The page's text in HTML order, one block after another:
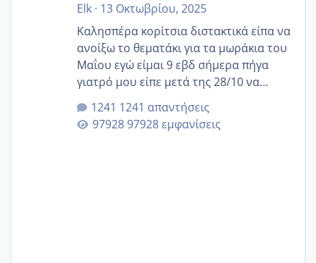
Elk· 13 Οκτωβρίου, 2025
Καλησπέρα κορίτσια διστακτικά είπα να
ανοίξω το θεματάκι για τα μωράκια του
Μαΐου εγώ είμαι 9 εβδ σήμερα πήγα
γιατρό μου είπε μετά της 28/10 να
κλείσω ραντεβού για την αυχενική είναι
καμιά άλλη κοπέλα να γεννάει Μάιο ;;
1241 απαντήσεις
97928 εμφανίσεις